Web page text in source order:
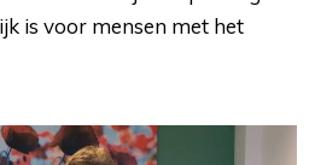
is voor mensen met het